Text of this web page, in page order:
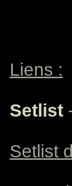
Liens :
Setlist
Setlist